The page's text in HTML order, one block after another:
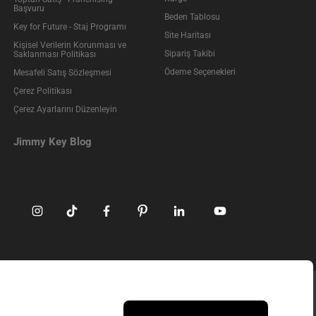
Başvuru
Key for Future - Staj Programı
Kişisel Verilerin Korunması ve
Saklanması Politikası
Mesafeli Satış Sözleşmesi
Çerez Politikası
Çerez Ayarlarını Düzenleyin
Jimmy Key Blog
Beden Tablosu
Site Haritası
Sipariş Takibi
Ödeme Seçenekleri